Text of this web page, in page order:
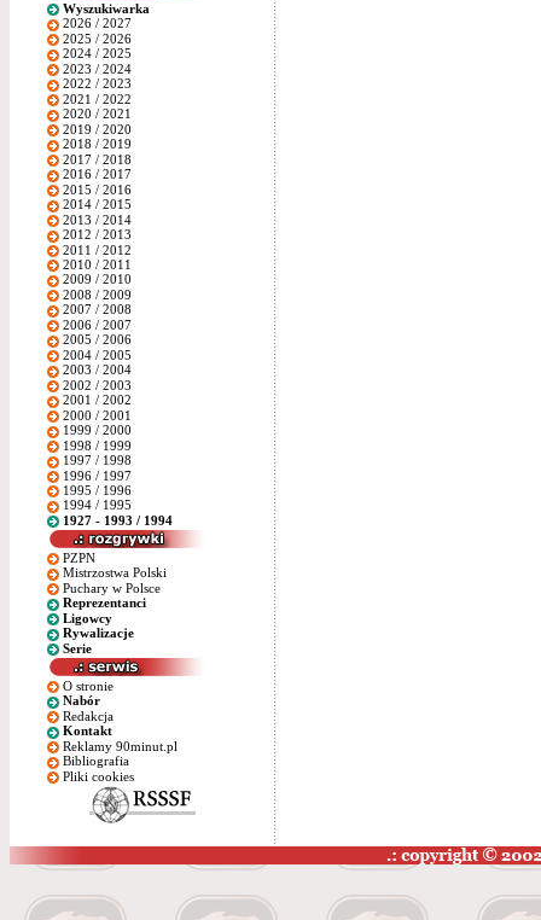
Wyszukiwarka
2026 / 2027
2025 / 2026
2024 / 2025
2023 / 2024
2022 / 2023
2021 / 2022
2020 / 2021
2019 / 2020
2018 / 2019
2017 / 2018
2016 / 2017
2015 / 2016
2014 / 2015
2013 / 2014
2012 / 2013
2011 / 2012
2010 / 2011
2009 / 2010
2008 / 2009
2007 / 2008
2006 / 2007
2005 / 2006
2004 / 2005
2003 / 2004
2002 / 2003
2001 / 2002
2000 / 2001
1999 / 2000
1998 / 1999
1997 / 1998
1996 / 1997
1995 / 1996
1994 / 1995
1927 - 1993 / 1994
PZPN
Mistrzostwa Polski
Puchary w Polsce
Reprezentanci
Ligowcy
Rywalizacje
Serie
O stronie
Nabór
Redakcja
Kontakt
Reklamy 90minut.pl
Bibliografia
Pliki cookies